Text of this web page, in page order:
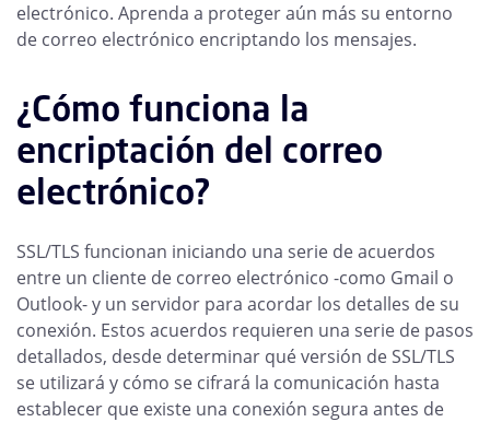
electrónico. Aprenda a proteger aún más su entorno
de correo electrónico encriptando los mensajes.
¿Cómo funciona la
encriptación del correo
electrónico?
SSL/TLS funcionan iniciando una serie de acuerdos
entre un cliente de correo electrónico -como Gmail o
Outlook- y un servidor para acordar los detalles de su
conexión. Estos acuerdos requieren una serie de pasos
detallados, desde determinar qué versión de SSL/TLS
se utilizará y cómo se cifrará la comunicación hasta
establecer que existe una conexión segura antes de